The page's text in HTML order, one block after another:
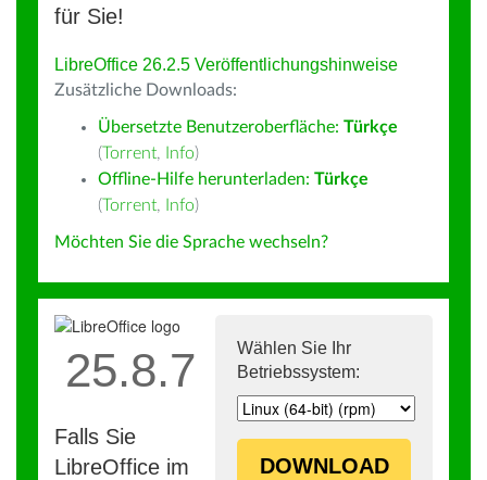
für Sie!
LibreOffice 26.2.5 Veröffentlichungshinweise
Zusätzliche Downloads:
Übersetzte Benutzeroberfläche: Türkçe
(Torrent, Info)
Offline-Hilfe herunterladen: Türkçe
(Torrent, Info)
Möchten Sie die Sprache wechseln?
Wählen Sie Ihr
Betriebssystem:
DOWNLOAD
25.8.7
Falls Sie
LibreOffice im